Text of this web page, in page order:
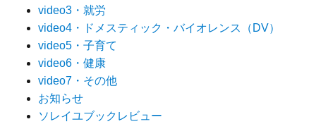
video3・就労
video4・ドメスティック・バイオレンス（DV）
video5・子育て
video6・健康
video7・その他
お知らせ
ソレイユブックレビュー